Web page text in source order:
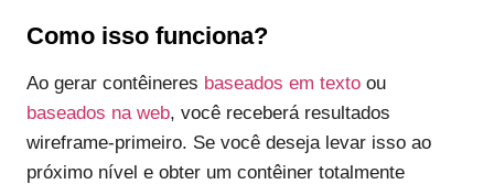
Como isso funciona?
Ao gerar contêineres baseados em texto ou
baseados na web, você receberá resultados
wireframe-primeiro. Se você deseja levar isso ao
próximo nível e obter um contêiner totalmente